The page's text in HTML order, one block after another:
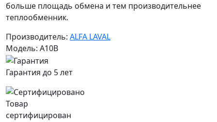
больше площадь обмена и тем производительнее
теплообменник.
Производитель: ALFA LAVAL
Модель: A10B
Гарантия до 5 лет
Товар
сертифицирован